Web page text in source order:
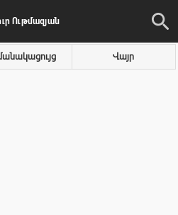
Ութմազյան
Վայր